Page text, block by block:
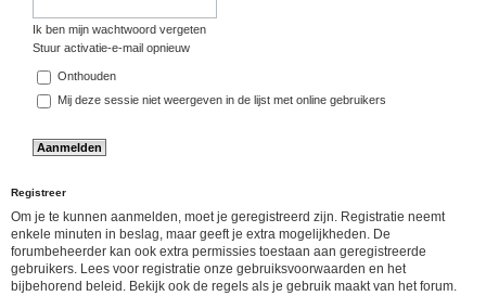
Ik ben mijn wachtwoord vergeten
Stuur activatie-e-mail opnieuw
Onthouden
Mij deze sessie niet weergeven in de lijst met online gebruikers
Registreer
Om je te kunnen aanmelden, moet je geregistreerd zijn. Registratie neemt
enkele minuten in beslag, maar geeft je extra mogelijkheden. De
forumbeheerder kan ook extra permissies toestaan aan geregistreerde
gebruikers. Lees voor registratie onze gebruiksvoorwaarden en het
bijbehorend beleid. Bekijk ook de regels als je gebruik maakt van het forum.